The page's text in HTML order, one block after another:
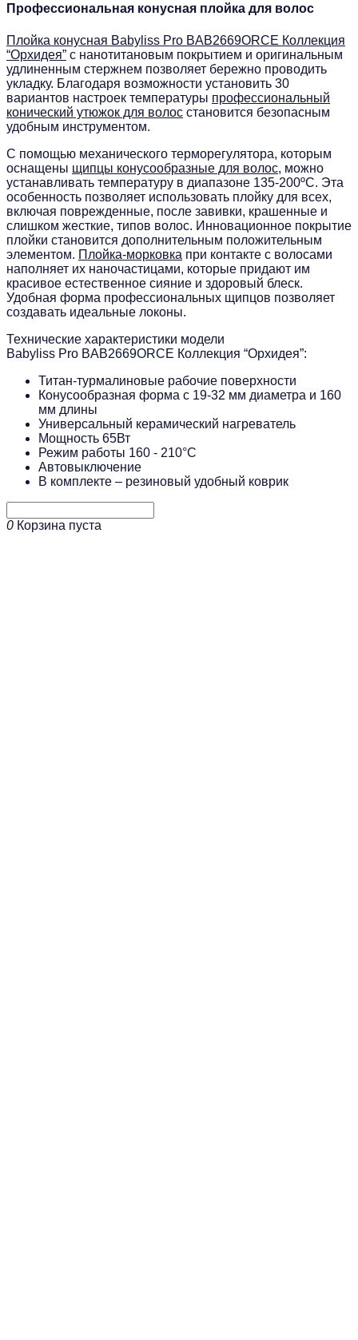
Профессиональная конусная плойка для волос
Плойка конусная Babyliss Pro BAB2669ORCE Коллекция
“Орхидея” с нанотитановым покрытием и оригинальным
удлиненным стержнем позволяет бережно проводить
укладку. Благодаря возможности установить 30
вариантов настроек температуры профессиональный
конический утюжок для волос становится безопасным
удобным инструментом.
С помощью механического терморегулятора, которым
оснащены щипцы конусообразные для волос, можно
устанавливать температуру в диапазоне 135-200ºС. Эта
особенность позволяет использовать плойку для всех,
включая поврежденные, после завивки, крашенные и
слишком жесткие, типов волос. Инновационное покрытие
плойки становится дополнительным положительным
элементом. Плойка-морковка при контакте с волосами
наполняет их наночастицами, которые придают им
красивое естественное сияние и здоровый блеск.
Удобная форма профессиональных щипцов позволяет
создавать идеальные локоны.
Технические характеристики модели
Babyliss Pro BAB2669ORCE Коллекция “Орхидея”:
Титан-турмалиновые рабочие поверхности
Конусообразная форма с 19-32 мм диаметра и 160
мм длины
Универсальный керамический нагреватель
Мощность 65Вт
Режим работы 160 - 210°C
Автовыключение
В комплекте – резиновый удобный коврик
0 Корзина пуста